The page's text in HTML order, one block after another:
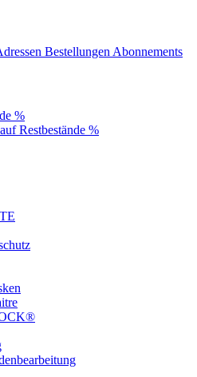
Bestellungen Abonnements
%
Restbestände %